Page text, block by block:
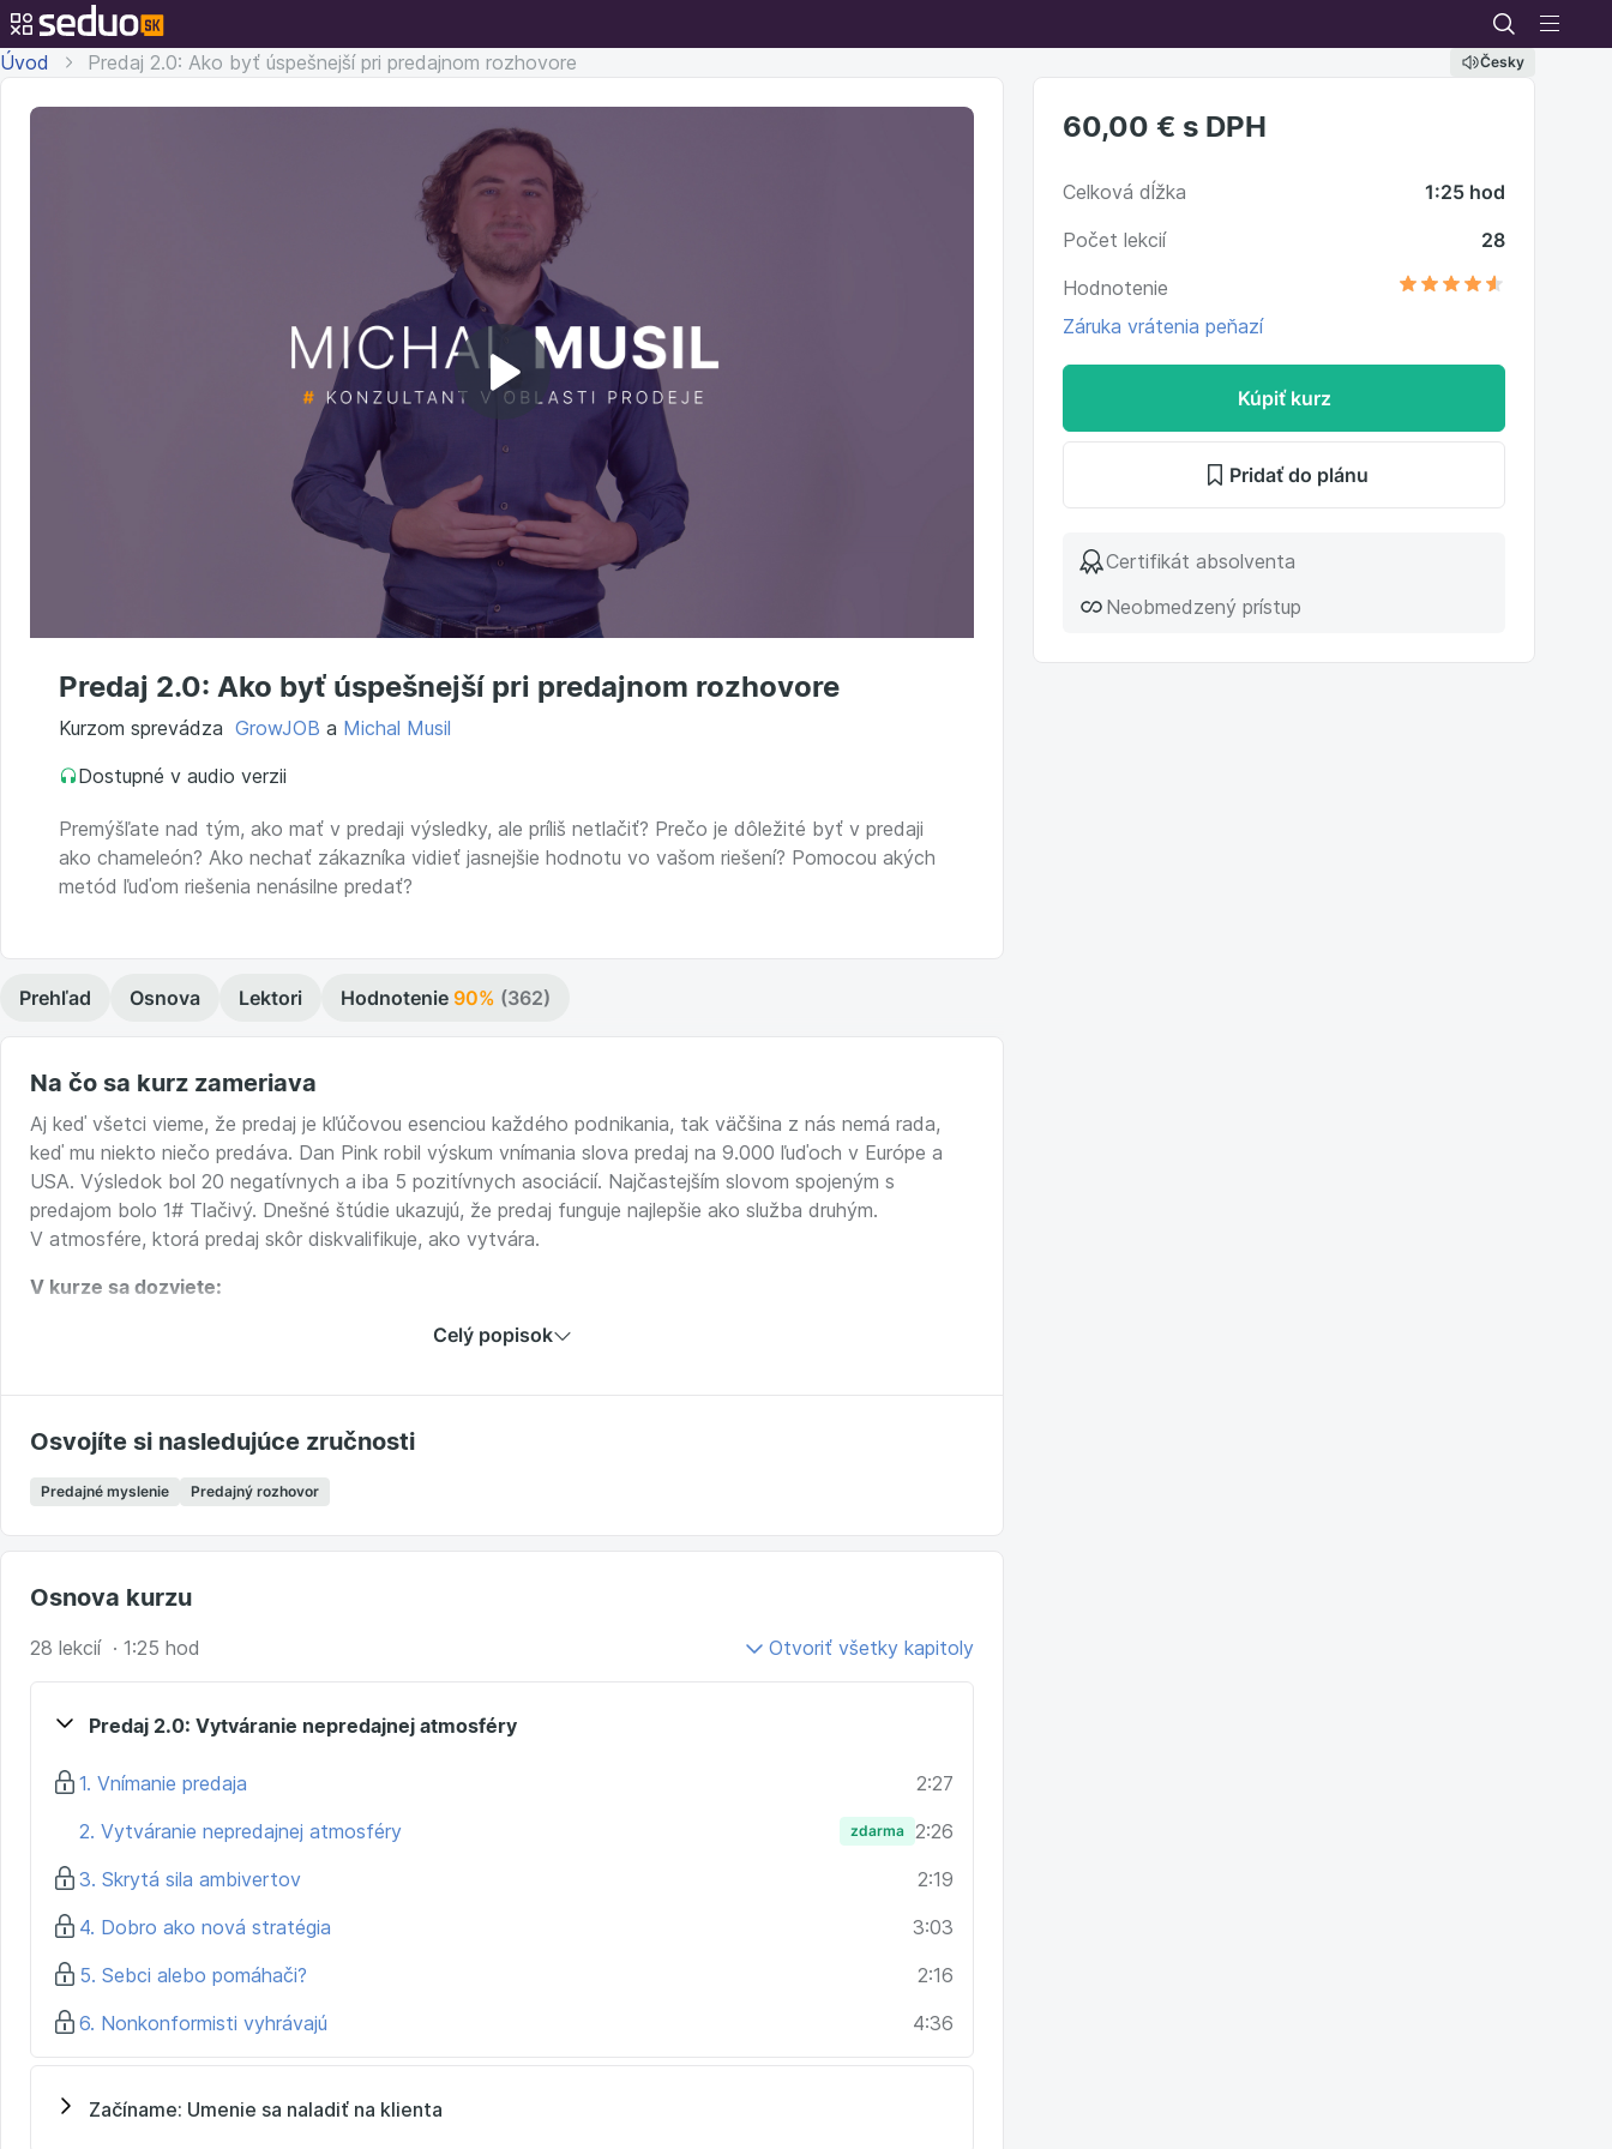
Úvod Predaj 2.0: Ako byť úspešnejší pri predajnom rozhovore Česky
Prehrať
video
Predaj 2.0: Ako byť úspešnejší pri predajnom rozhovore
Kurzom sprevádza GrowJOB a Michal Musil
Dostupné v audio verzii
Premýšľate nad tým, ako mať v predaji výsledky, ale príliš netlačiť? Prečo je dôležité byť v predaji
ako chameleón? Ako nechať zákazníka vidieť jasnejšie hodnotu vo vašom riešení? Pomocou akých
metód ľuďom riešenia nenásilne predať?
60,00 € s DPH
Celková dĺžka
1:25 hod
Počet lekcií
28
Hodnotenie
Záruka vrátenia peňazí
Kúpiť kurz
Pridať do plánu
Certifikát absolventa
Neobmedzený prístup
Prehľad Osnova Lektori Hodnotenie 90% (362)
Na čo sa kurz zameriava
Aj keď všetci vieme, že predaj je kľúčovou esenciou každého podnikania, tak väčšina z nás nemá rada,
keď mu niekto niečo predáva. Dan Pink robil výskum vnímania slova predaj na 9.000 ľuďoch v Európe a
USA. Výsledok bol 20 negatívnych a iba 5 pozitívnych asociácií. Najčastejším slovom spojeným s
predajom bolo 1# Tlačivý. Dnešné štúdie ukazujú, že predaj funguje najlepšie ako služba druhým.
V atmosfére, ktorá predaj skôr diskvalifikuje, ako vytvára.
V kurze sa dozviete:
Ako pri predajnom rozhovore navodiť predajnú atmosféru v interakcii so zákazníkom?
Prečo a ako byť pri predajnom rozhovore chameleónom?
Ako byť silnejší v investigatívnej časti predajného rozhovoru pomocou kalibrovaných otázok a
Ako lepšie zvládať fázu ovplyvnenia a lepšie prezentovať produkt či riešenie vďaka poznatkom
z behaviorálnej ekonómie?
Pr
e koho je kurz určený:
Pre začínajúcich obchodníkov, ktorí chcú zvládať lepšie vedenie predajného rozhovoru s potenciálnymi
klientmi.
Pre všetkých, ktorí odovzdávajú svoje myšlienky, nápady či riešenia svojmu okoliu.
Celý popisok
Osvojíte si nasledujúce zručnosti
Predajné myslenie Predajný rozhovor
Osnova kurzu
28 lekcií · 1:25 hod Otvoriť všetky kapitoly
Predaj 2.0: Vytváranie nepredajnej atmosféry
1. Vnímanie predaja
2:27
2. Vytváranie nepredajnej atmosféry
zdarma
2:26
3. Skrytá sila ambivertov
2:19
4. Dobro ako nová stratégia
3:03
5. Sebci alebo pomáhači?
2:16
6. Nonkonformisti vyhrávajú
4:36
Začíname: Umenie sa naladiť na klienta